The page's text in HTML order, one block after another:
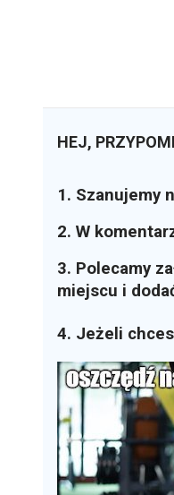
HEJ,
1. Szanujemy
2. W
3. Polecamy
miejscu i
4. Jeżeli